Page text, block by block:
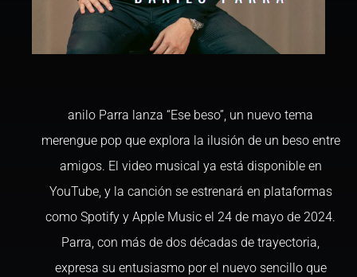
anilo Parra lanza “Ese beso”, un nuevo tema
merengue pop que explora la ilusión de un beso entre
amigos. El video musical ya está disponible en
YouTube, y la canción se estrenará en plataformas
como Spotify y Apple Music el 24 de mayo de 2024.
Parra, con más de dos décadas de trayectoria,
expresa su entusiasmo por el nuevo sencillo que